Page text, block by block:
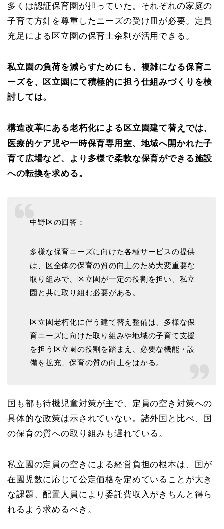
多くは認証保育園が担っていた。それぞれの家庭の
子育て方針を尊重したニーズの受け皿が必要。定員
充足による区立園の保育士余剰が活用できる。
私立園の負荷を減らすためにも、複雑になる保育ニ
ーズを、区立園にて積極的に担う仕組みづくりを検
討しては。
構造改革にある老朽化による区立園建て替えでは、
医療的ケア児や一時保育専用室、地域へ開かれた子
育て広場など、より多様で柔軟な保育ができる施設
への転換を求める。
中野区の回答：
多様な保育ニーズに向けた各種サービスの提供
は、区全体の保育の質の向上のため大変重要な
取り組みで、区立園が一定の役割を担い、私立
園と共に取り組む必要がある。
区立園老朽化に伴う建て替え整備は、多様な保
育ニーズに向けた取り組みや地域の子育て支援
を担う区立園の役割を踏まえ、必要な機能・設
備を拡充、保育の質の向上をはかる。
国も都も待機児童対策が主で、定員の空き対策への
具体的な政策は示されていない。諸外国と比べ、国
の保育の質への取り組みも遅れている。
私立園の定員の空きによる経営負担の根本は、国が
在園児数に応じて公定価格を定めていることが大き
な課題、配置人員により委託費収入がきちんと得ら
れるよう求めるべき。